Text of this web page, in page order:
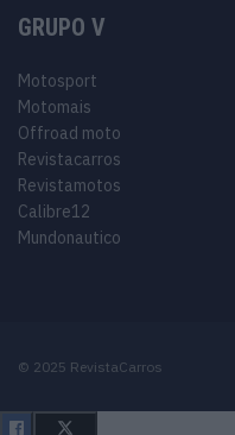
GRUPO V
Motosport
Motomais
Offroad moto
Revistacarros
Revistamotos
Calibre12
Mundonautico
© 2025 RevistaCarros